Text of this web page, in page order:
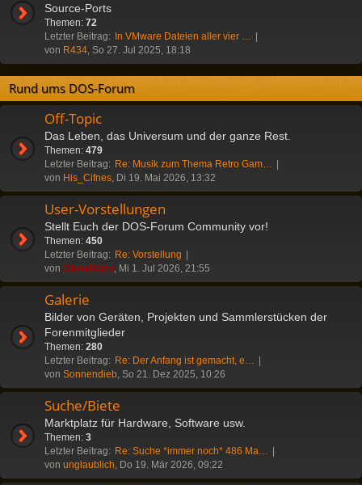
Source-Ports
Themen: 72
Letzter Beitrag: In VMware Dateien aller vier …
von R434, So 27. Jul 2025, 18:18
Rund ums DOS-Forum
Off-Topic
Das Leben, das Universum und der ganze Rest.
Themen: 479
Letzter Beitrag: Re: Musik zum Thema Retro Gam…
von His_Cifnes, Di 19. Mai 2026, 13:32
User-Vorstellungen
Stellt Euch der DOS-Forum Community vor!
Themen: 450
Letzter Beitrag: Re: Vorstellung
von ChrisR3tro, Mi 1. Jul 2026, 21:55
Galerie
Bilder von Geräten, Projekten und Sammlerstücken der
Forenmitglieder
Themen: 280
Letzter Beitrag: Re: Der Anfang ist gemacht, e…
von Sonnendieb, So 21. Dez 2025, 10:26
Suche/Biete
Marktplatz für Hardware, Software usw.
Themen: 3
Letzter Beitrag: Re: Suche *immer noch* 486 Ma…
von unglaublich, Do 19. Mär 2026, 09:22